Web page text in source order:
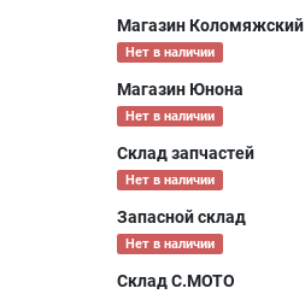
Магазин Коломяжский
Нет в наличии
Магазин Юнона
Нет в наличии
Склад запчастей
Нет в наличии
Запасной склад
Нет в наличии
Склад С.МОТО